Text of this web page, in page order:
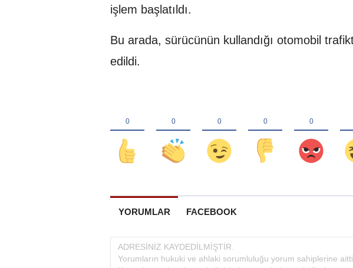
işlem başlatıldı.
Bu arada, sürücünün kullandığı otomobil
edildi.
YORUMLAR FACEBOOK